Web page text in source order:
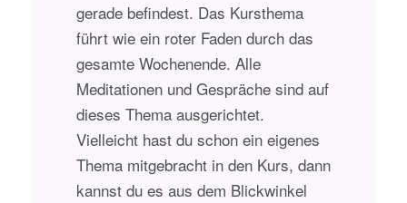
gerade befindest. Das Kursthema
führt wie ein roter Faden durch das
gesamte Wochenende. Alle
Meditationen und Gespräche sind auf
dieses Thema ausgerichtet.
Vielleicht hast du schon ein eigenes
Thema mitgebracht in den Kurs, dann
kannst du es aus dem Blickwinkel